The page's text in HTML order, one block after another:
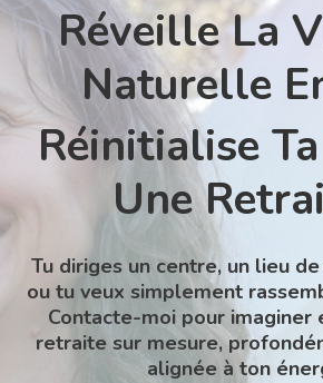
Réveille La
Naturelle
Réinitialise
Une
Tu diriges un centre, un lieu
ou tu veux simplement
Contacte-moi pour imaginer
retraite sur mesure,
alignée à ton